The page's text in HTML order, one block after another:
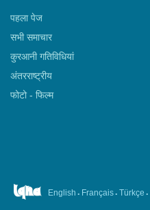
पहला पेज
सभी समाचार
कुरआनी गतिविधियां
अंतरराष्ट्रीय
फोटो - फिल्म
English . Français. Türkçe .